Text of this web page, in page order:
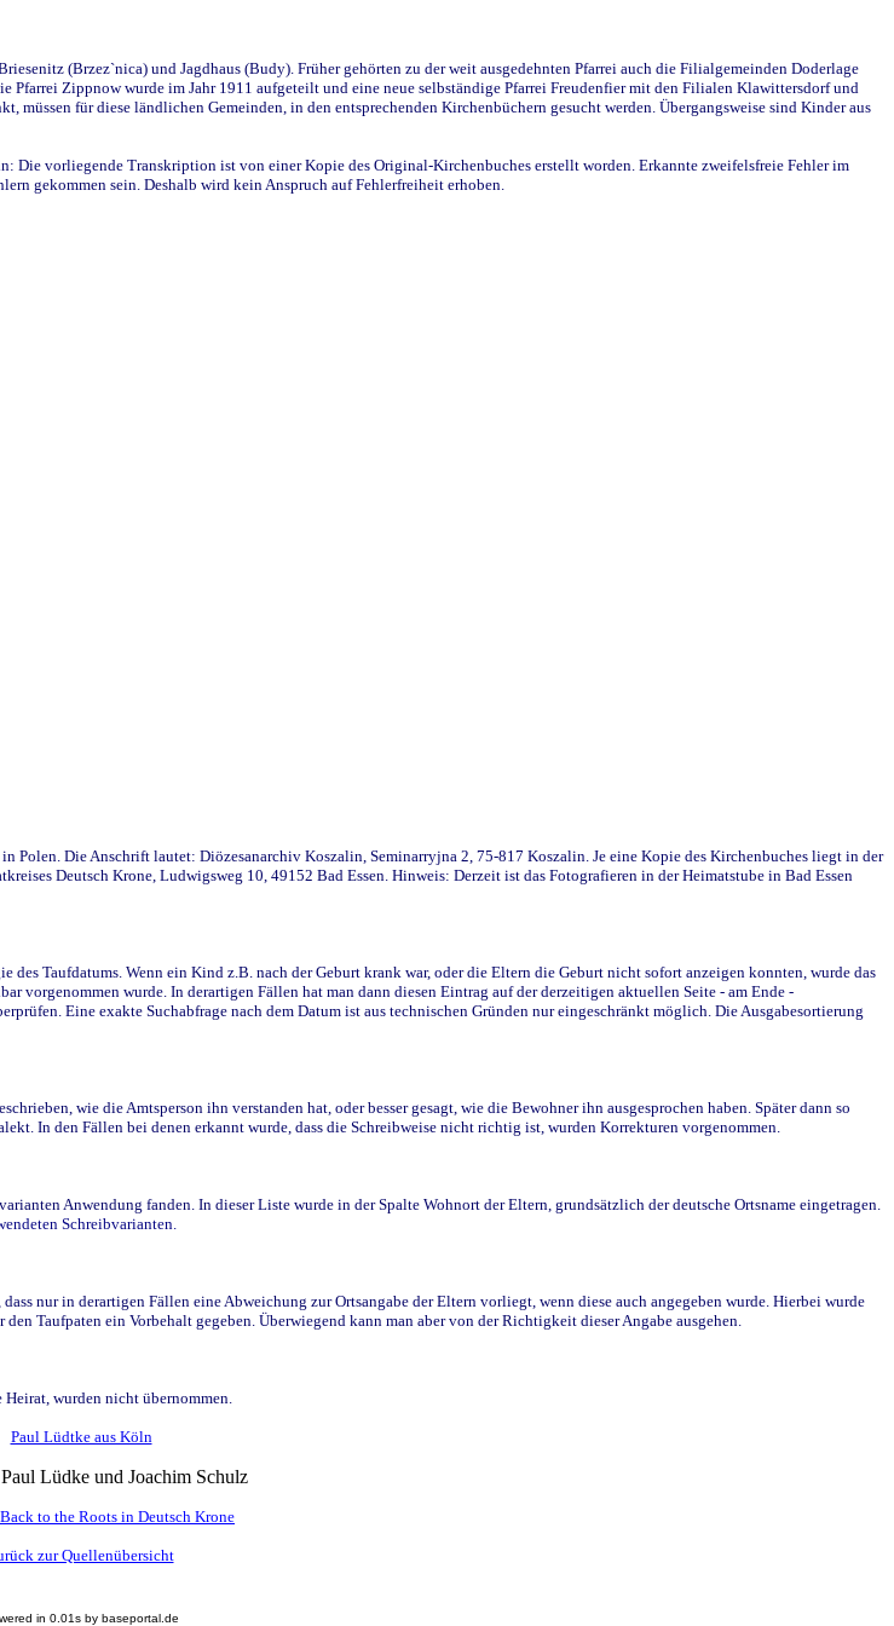
(Brzez`nica) und Jagdhaus (Budy). Früher gehörten zu der weit ausgedehnten Pfarrei auch die Filialgemeinden Doderlage
Zippnow wurde im Jahr 1911 aufgeteilt und eine neue selbständige Pfarrei Freudenfier mit den Filialen Klawittersdorf und
für diese ländlichen Gemeinden, in den entsprechenden Kirchenbüchern gesucht werden. Übergangsweise sind Kinder aus
Die vorliegende Transkription ist von einer Kopie des Original-Kirchenbuches erstellt worden. Erkannte zweifelsfreie Fehler im
gekommen sein. Deshalb wird kein Anspruch auf Fehlerfreiheit erhoben.
Die Anschrift lautet: Diözesanarchiv Koszalin, Seminarryjna 2, 75-817 Koszalin. Je eine Kopie des Kirchenbuches liegt in der
Deutsch Krone, Ludwigsweg 10, 49152 Bad Essen. Hinweis: Derzeit ist das Fotografieren in der Heimatstube in Bad Essen
Taufdatums. Wenn ein Kind z.B. nach der Geburt krank war, oder die Eltern die Geburt nicht sofort anzeigen konnten, wurde das
vorgenommen wurde. In derartigen Fällen hat man dann diesen Eintrag auf der derzeitigen aktuellen Seite - am Ende -
Eine exakte Suchabfrage nach dem Datum ist aus technischen Gründen nur eingeschränkt möglich. Die Ausgabesortierung
wie die Amtsperson ihn verstanden hat, oder besser gesagt, wie die Bewohner ihn ausgesprochen haben. Später dann so
In den Fällen bei denen erkannt wurde, dass die Schreibweise nicht richtig ist, wurden Korrekturen vorgenommen.
Anwendung fanden. In dieser Liste wurde in der Spalte Wohnort der Eltern, grundsätzlich der deutsche Ortsname eingetragen.
Schreibvarianten.
nur in derartigen Fällen eine Abweichung zur Ortsangabe der Eltern vorliegt, wenn diese auch angegeben wurde. Hierbei wurde
Taufpaten ein Vorbehalt gegeben. Überwiegend kann man aber von der Richtigkeit dieser Angabe ausgehen.
wurden nicht übernommen.
Paul Lüdtke aus Köln
Lüdke und Joachim Schulz
to the Roots in Deutsch Krone
zur Quellenübersicht
in 0.01s by baseportal.de